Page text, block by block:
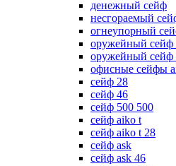
денежный сейф
несгораемый
огнеупорный
оружейный сейф
оружейный сейф
офисные сейфы
сейф 28
сейф 46
сейф 500 500
сейф aiko t
сейф aiko t 28
сейф ask
сейф ask 46